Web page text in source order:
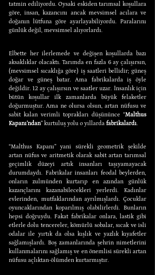
tatmin ediliyordu. Oysaki eskiden tarımsal koşullara
göre, insan, kazancını ancak mevsimsel acılara ve
doğanın lütfuna göre ayarlayabiliyordu. Paralarını
günlük değil, mevsimsel alıyorlardı.
Elbette her ilerlemede ve değişen koşullarda bazı
aksaklıklar olacaktı. Tarımda en fazla 6 ay çalışırsın,
(mevsimsel sıcaklığa göre) iş saatleri bellidir; güneş
doğar ve güneş batar. Ama fabrikalarda iş öyle
değildir. 12 ay çalışırsın ve saatler uzar. İnsanlık için
bütün koşullar ilk zamanlarda büyük felaketler
doğurmuştur. Ama ne olursa olsun, artan nüfusu ve
sabit kalan verimli toprakları düşününce “Malthus
Kapanı’ndan” kurtuluş yolu o yıllarda fabrikalardı.
“Malthus Kapanı” yani sürekli geometrik şekilde
artan nüfus ve aritmetik olarak sabit artan tarımsal
geçimlik düzeyi artık insanları taşıyamayacak
durumdaydı. Fabrikalar insanları feodal beylerden,
onların zulmünden kurtarıp en azından günlük
kazançlarını kazanabilecekleri yerlerdi. Kadınlar
evlerinden, mutfaklarından ayrılmışlardı. Çocuklar
oyuncaklarından koparılmış olabilirlerdi. Bunların
hepsi doğruydu. Fakat fabrikalar onlara, lastik gibi
etlerle dolu tencereler, kömürlü sobalar, sıcak ve isli
odalar ile yırtık da olsa kışlık ve yazlık kıyafetler
sağlamışlardı. Boş zamanlarında şehrin nimetlerini
kullanmalarını sağlamış ve en önemlisi sürekli artan
nüfusu açlıktan-ölümden kurtarmıştır.